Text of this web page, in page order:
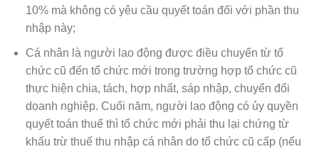
10% mà không có yêu cầu quyết toán đối với phần thu
nhập này;
Cá nhân là người lao động được điều chuyển từ tổ
chức cũ đến tổ chức mới trong trường hợp tổ chức cũ
thực hiện chia, tách, hợp nhất, sáp nhập, chuyển đổi
doanh nghiệp. Cuối năm, người lao động có ủy quyền
quyết toán thuế thì tổ chức mới phải thu lại chứng từ
khấu trừ thuế thu nhập cá nhân do tổ chức cũ cấp (nếu